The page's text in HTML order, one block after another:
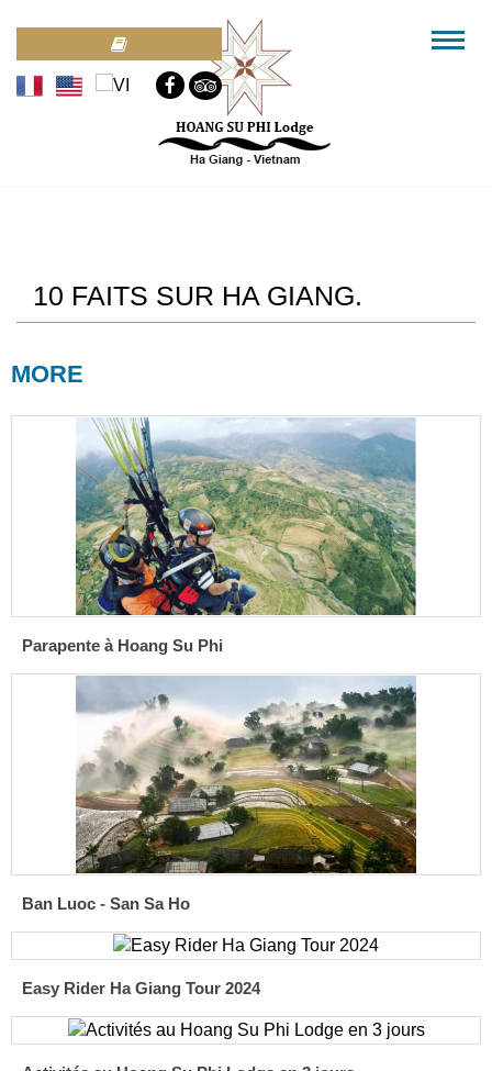
10 FAITS SUR HA GIANG.
MORE
Parapente à Hoang Su Phi
Ban Luoc - San Sa Ho
Easy Rider Ha Giang Tour 2024